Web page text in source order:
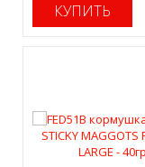
КУПИТЬ